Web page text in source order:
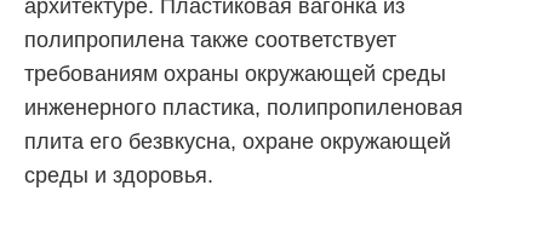
архитектуре. Пластиковая вагонка из
полипропилена также соответствует
требованиям охраны окружающей среды
инженерного пластика, полипропиленовая
плита его безвкусна, охране окружающей
среды и здоровья.